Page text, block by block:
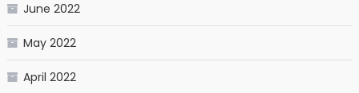
June 2022
May 2022
April 2022